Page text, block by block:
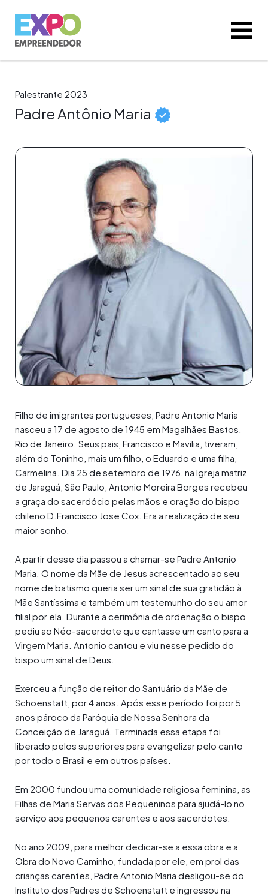
Palestrante 2023
Padre Antônio Maria
Filho de imigrantes portugueses, Padre Antonio Maria
nasceu a 17 de agosto de 1945 em Magalhães Bastos,
Rio de Janeiro. Seus pais, Francisco e Mavilia, tiveram,
além do Toninho, mais um filho, o Eduardo e uma filha,
Carmelina. Dia 25 de setembro de 1976, na Igreja matriz
de Jaraguá, São Paulo, Antonio Moreira Borges recebeu
a graça do sacerdócio pelas mãos e oração do bispo
chileno D.Francisco Jose Cox. Era a realização de seu
maior sonho.
A partir desse dia passou a chamar-se Padre Antonio
Maria. O nome da Mãe de Jesus acrescentado ao seu
nome de batismo queria ser um sinal de sua gratidão à
Mãe Santíssima e também um testemunho do seu amor
filial por ela. Durante a cerimônia de ordenação o bispo
pediu ao Néo-sacerdote que cantasse um canto para a
Virgem Maria. Antonio cantou e viu nesse pedido do
bispo um sinal de Deus.
Exerceu a função de reitor do Santuário da Mãe de
Schoenstatt, por 4 anos. Após esse período foi por 5
anos pároco da Paróquia de Nossa Senhora da
Conceição de Jaraguá. Terminada essa etapa foi
liberado pelos superiores para evangelizar pelo canto
por todo o Brasil e em outros países.
Em 2000 fundou uma comunidade religiosa feminina, as
Filhas de Maria Servas dos Pequeninos para ajudá-lo no
serviço aos pequenos carentes e aos sacerdotes.
No ano 2009, para melhor dedicar-se a essa obra e a
Obra do Novo Caminho, fundada por ele, em prol das
crianças carentes, Padre Antonio Maria desligou-se do
Instituto dos Padres de Schoenstatt e ingressou na